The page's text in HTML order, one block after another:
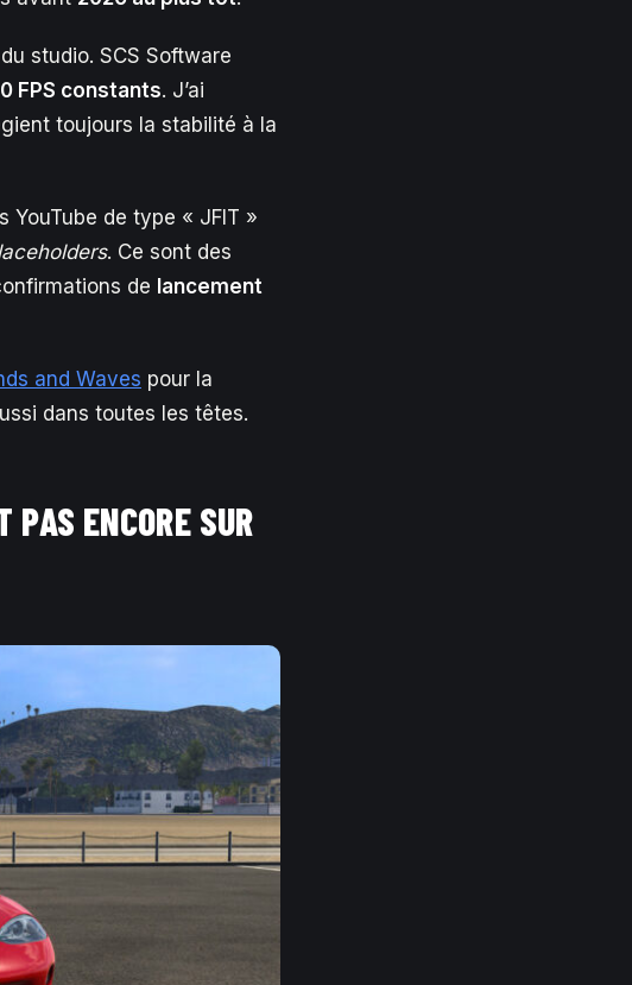
studio. SCS Software
FPS constants. J’ai
toujours la stabilité à la
YouTube de type « JFIT »
. Ce sont des
de lancement
and Waves pour la
dans toutes les têtes.
PAS ENCORE SUR